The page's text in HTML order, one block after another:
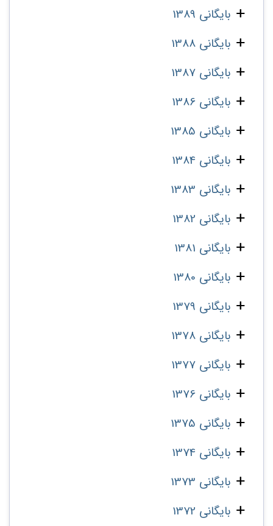
بایگانی 1389
بایگانی 1388
بایگانی 1387
بایگانی 1386
بایگانی 1385
بایگانی 1384
بایگانی 1383
بایگانی 1382
بایگانی 1381
بایگانی 1380
بایگانی 1379
بایگانی 1378
بایگانی 1377
بایگانی 1376
بایگانی 1375
بایگانی 1374
بایگانی 1373
بایگانی 1372